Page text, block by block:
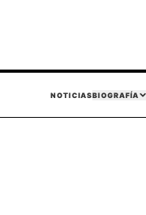
NOTICIASBIOGRAFÍA